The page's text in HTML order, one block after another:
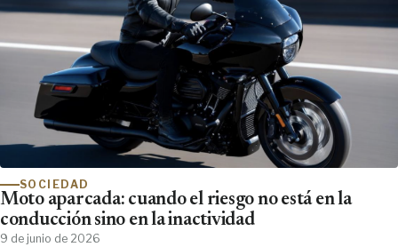
SOCIEDAD
Moto aparcada: cuando el riesgo no está en la
conducción sino en la inactividad
9 de junio de 2026